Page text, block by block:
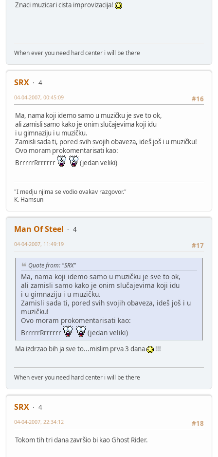
Znaci muzicari cista improvizacija!
When ever you need hard center i will be there
SRX
4
#16
04-04-2007, 00:45:09
Ma, nama koji idemo samo u muzičku je sve to ok,
ali zamisli samo kako je onim slučajevima koji idu
i u gimnaziju i u muzičku.
Zamisli sada ti, pored svih svojih obaveza, ideš još i u muzičku!
Ovo moram prokomentarisati kao:
BrrrrrRrrrrrr
(jedan veliki)
"I medju njima se vodio ovakav razgovor."
K. Hamsun
Man Of Steel
4
#17
04-04-2007, 11:49:19
Quote from: "SRX"
Ma, nama koji idemo samo u muzičku je sve to ok,
ali zamisli samo kako je onim slučajevima koji idu
i u gimnaziju i u muzičku.
Zamisli sada ti, pored svih svojih obaveza, ideš još i u
muzičku!
Ovo moram prokomentarisati kao:
BrrrrrRrrrrrr
(jedan veliki)
Ma izdrzao bih ja sve to...mislim prva 3 dana !!!
When ever you need hard center i will be there
SRX
4
#18
04-04-2007, 22:34:12
Tokom tih tri dana završio bi kao Ghost Rider.